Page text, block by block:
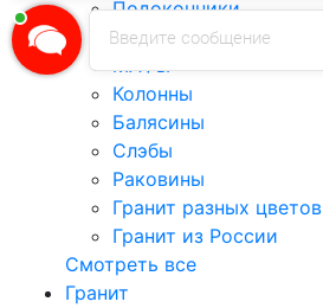
Подоконники
Лестницы
МАФы
Колонны
Балясины
Слэбы
Раковины
Гранит разных цветов
Гранит из России
Смотреть все
Гранит
Введите сообщение